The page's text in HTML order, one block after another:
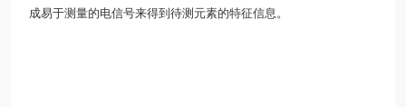
成易于测量的电信号来得到待测元素的特征信息。